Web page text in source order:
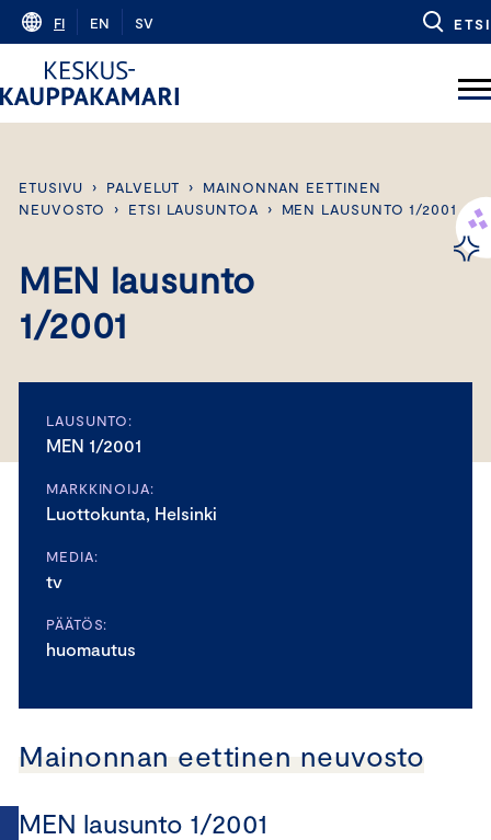
Skip
content
FI EN SV ETSI
ETUSIVU › PALVELUT ›
MAINONNAN EETTINEN
NEUVOSTO
› ETSI LAUSUNTOA › MEN LAUSUNTO 1/2001
MEN lausunto
1/2001
LAUSUNTO:
MEN 1/2001
MARKKINOIJA:
Luottokunta, Helsinki
MEDIA:
tv
PÄÄTÖS:
huomautus
Mainonnan eettinen neuvosto
MEN lausunto 1/2001